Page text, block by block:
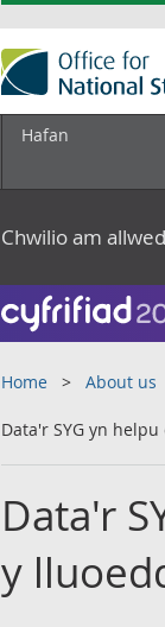
Hafan
Chwilio am
Home About us
Data'r SYG yn
Data'r
y